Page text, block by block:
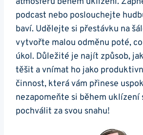
podcast nebo poslouchejte
baví. Udělejte si přestávku na
vytvořte malou odměnu poté,
úkol. Důležité je najít způsob,
těšit a vnímat ho jako
činnost, která vám přinese
nezapomeňte si během uklízení
pochválit za svou snahu!